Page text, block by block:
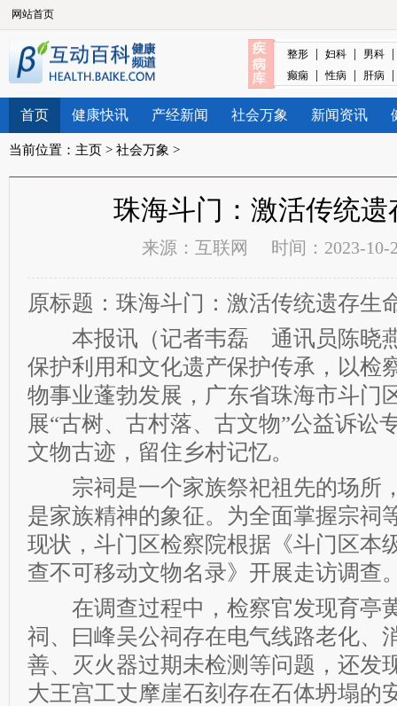
网站首页
整形 | 妇科 | 男科 |
癫痫 | 性病 | 肝病 |
首页 健康快讯 产经新闻 社会万象 新闻资讯
当前位置： 主页 > 社会万象 >
珠海斗门：激活传统遗
来源： 互联网 时间：2023-10-
原标题：珠海斗门：激活传统遗存生
本报讯（记者韦磊 通讯员陈晓燕
保护利用和文化遗产保护传承，以检
物事业蓬勃发展，广东省珠海市斗门
展“古树、古村落、古文物”公益诉讼
文物古迹，留住乡村记忆。
宗祠是一个家族祭祀祖先的场所
是家族精神的象征。为全面掌握宗祠
现状，斗门区检察院根据《斗门区本
查不可移动文物名录》开展走访调查
在调查过程中，检察官发现育亭
祠、曰峰吴公祠存在电气线路老化、
善、灭火器过期未检测等问题，还发
大王宫工丈摩崖石刻存在石体坍塌的